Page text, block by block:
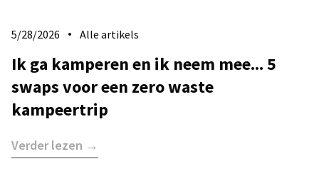
5/28/2026 Alle artikels
Ik ga kamperen en ik neem mee... 5
swaps voor een zero waste
kampeertrip
Verder lezen →